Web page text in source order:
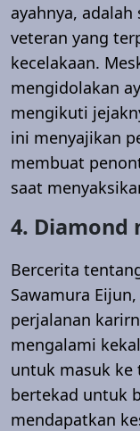
ayahnya,
veteran yang
kecelakaan.
mengidolakan
mengikuti
ini menyajikan
membuat
saat
4. Diamond
Bercerita
Sawamura
perjalanan
mengalami
untuk masuk ke
bertekad untuk
mendapatkan